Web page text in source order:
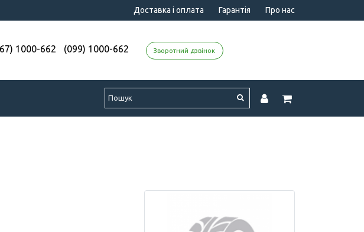
Доставка і оплата Гарантія Про нас
1000-662 (099) 1000-662 Зворотний дзвінок